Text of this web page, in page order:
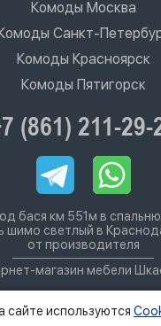
Комоды Москва
Санкт-
Комоды Красноярск
Комоды Пятигорск
(861) 211-29-
бася км 551м в
шимо светлый в
от производителя
магазин мебели
сайте используются